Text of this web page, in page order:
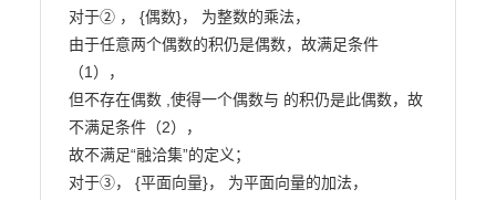
对于② ， {偶数}， 为整数的乘法，
由于任意两个偶数的积仍是偶数，故满足条件
（1），
但不存在偶数 ,使得一个偶数与 的积仍是此偶数，故
不满足条件（2），
故不满足“融洽集”的定义；
对于③， {平面向量}， 为平面向量的加法，